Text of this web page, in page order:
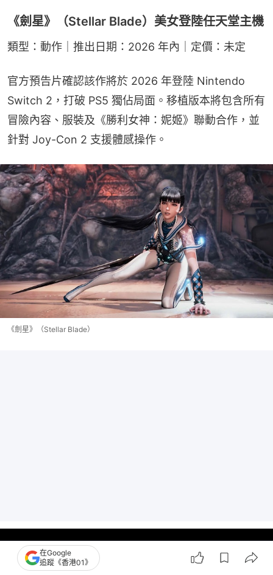
《劍星》（Stellar Blade）美女登陸任天堂主機
類型：動作｜推出日期：2026 年內｜定價：未定
官方預告片確認該作將於 2026 年登陸 Nintendo
Switch 2，打破 PS5 獨佔局面。移植版本將包含所有
冒險內容、服裝及《勝利女神：妮姬》聯動合作，並
針對 Joy-Con 2 支援體感操作。
《劍星》（Stellar Blade）
在Google
追蹤《香港01》